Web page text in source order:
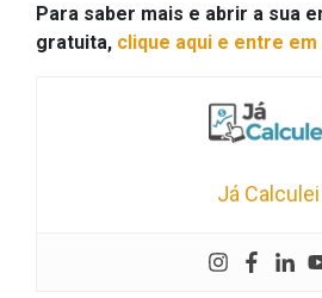
Para saber mais e abrir a sua
gratuita, clique aqui e entre
Já Calculei